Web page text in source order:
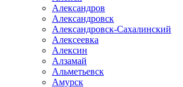
Александров
Александровск
Александровск-Сахалинский
Алексеевка
Алексин
Алзамай
Альметьевск
Амурск